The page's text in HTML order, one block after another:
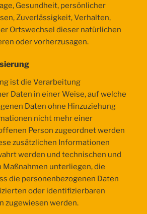
Gesundheit, persönlicher
Zuverlässigkeit, Verhalten,
Ortswechsel dieser natürlichen
oder vorherzusagen.
ist die Verarbeitung
Daten in einer Weise, auf welche
Daten ohne Hinzuziehung
nicht mehr einer
Person zugeordnet werden
zusätzlichen Informationen
werden und technischen und
unterliegen, die
die personenbezogenen Daten
oder identifizierbaren
zugewiesen werden.